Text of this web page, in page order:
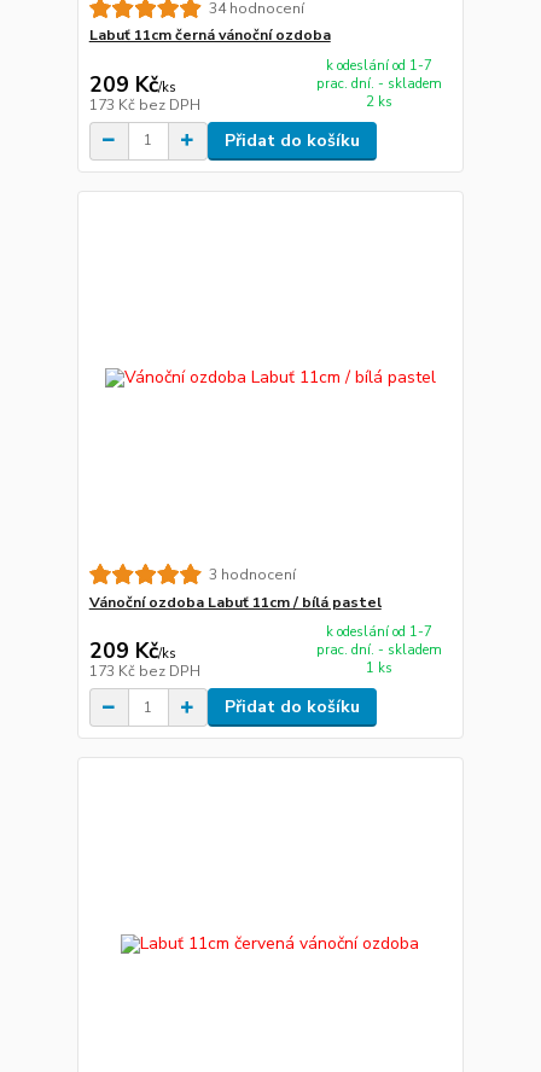
34 hodnocení
Labuť 11cm černá vánoční ozdoba
209 Kč/ks
173 Kč bez DPH
k odeslání od 1-7
prac. dní. - skladem
2 ks
Přidat do košíku
3 hodnocení
Vánoční ozdoba Labuť 11cm / bílá pastel
209 Kč/ks
173 Kč bez DPH
k odeslání od 1-7
prac. dní. - skladem
1 ks
Přidat do košíku